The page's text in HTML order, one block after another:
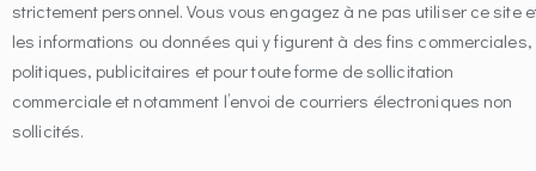
strictement personnel. Vous vous engagez à ne pas utiliser ce site
les informations ou données qui y figurent à des fins commerciales,
politiques, publicitaires et pour toute forme de sollicitation
commerciale et notamment l’envoi de courriers électroniques non
sollicités.